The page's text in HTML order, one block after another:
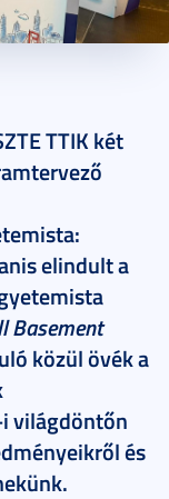
TTIK két
elindult a
Basement
közül övék a
világdöntőn
és